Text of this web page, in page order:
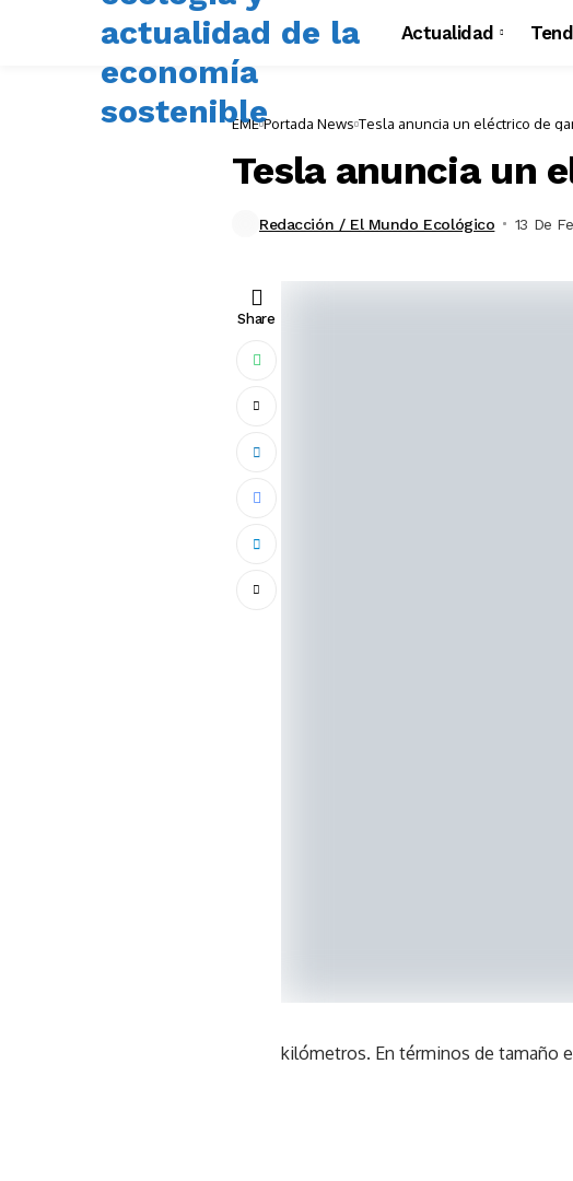
Actualidad
EME Portada News Tesla anuncia un eléctrico de
Tesla anuncia un
Redacción / El Mundo Ecológico 13 De
Share
kilómetros. En términos de tamaño